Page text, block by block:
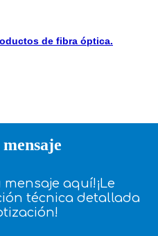
de fibra óptica.
mensaje aquí!¡Le
técnica detallada